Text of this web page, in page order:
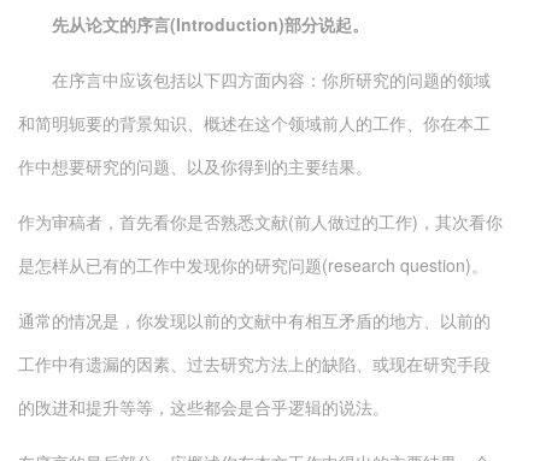
先从论文的序言(Introduction)部分说起。
在序言中应该包括以下四方面内容：你所研究的问题的领域
和简明轭要的背景知识、概述在这个领域前人的工作、你在本工
作中想要研究的问题、以及你得到的主要结果。
作为审稿者，首先看你是否熟悉文献(前人做过的工作)，其次看你
是怎样从已有的工作中发现你的研究问题(research question)。
通常的情况是，你发现以前的文献中有相互矛盾的地方、以前的
工作中有遗漏的因素、过去研究方法上的缺陷、或现在研究手段
的攺进和提升等等，这些都会是合乎逻辑的说法。